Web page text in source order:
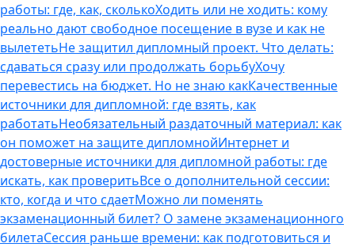
работы: где, как, сколькоХодить или не ходить: кому
реально дают свободное посещение в вузе и как не
вылететьНе защитил дипломный проект. Что делать:
сдаваться сразу или продолжать борьбуХочу
перевестись на бюджет. Но не знаю какКачественные
источники для дипломной: где взять, как
работатьНеобязательный раздаточный материал: как
он поможет на защите дипломнойИнтернет и
достоверные источники для дипломной работы: где
искать, как проверитьВсе о дополнительной сессии:
кто, когда и что сдаетМожно ли поменять
экзаменационный билет? О замене экзаменационного
билетаСессия раньше времени: как подготовиться и